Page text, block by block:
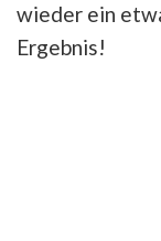
wieder ein
Ergebnis!